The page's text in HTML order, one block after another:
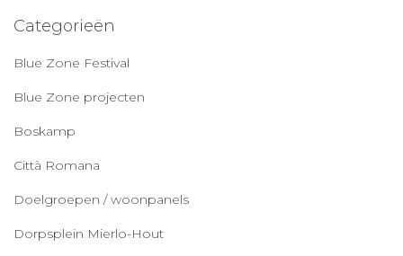
Categorieën
Blue Zone Festival
Blue Zone projecten
Boskamp
Città Romana
Doelgroepen / woonpanels
Dorpsplein Mierlo-Hout